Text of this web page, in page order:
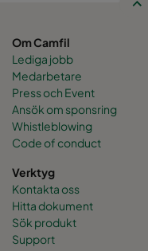
Om Camfil
Lediga jobb
Medarbetare
Press och Event
Ansök om sponsring
Whistleblowing
Code of conduct
Verktyg
Kontakta oss
Hitta dokument
Sök produkt
Support